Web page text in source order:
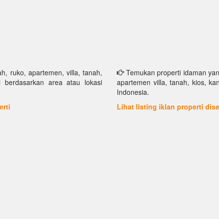
ruko, apartemen, villa, tanah,
area atau lokasi
Temukan properti idaman
apartemen villa, tanah, kios,
Indonesia.
Lihat listing iklan properti